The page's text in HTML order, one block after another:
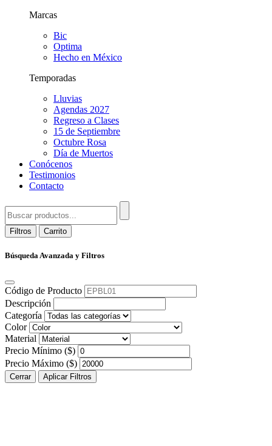
Marcas
Bic
Optima
Hecho en México
Temporadas
Lluvias
Agendas 2027
Regreso a Clases
15 de Septiembre
Octubre Rosa
Día de Muertos
Conócenos
Testimonios
Contacto
Filtros Carrito
Búsqueda Avanzada y Filtros
Código de Producto
Descripción
Categoría
Color
Material
Precio Mínimo ($)
Precio Máximo ($)
Cerrar Aplicar Filtros